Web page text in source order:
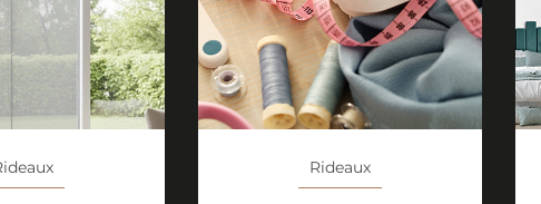
Rideaux